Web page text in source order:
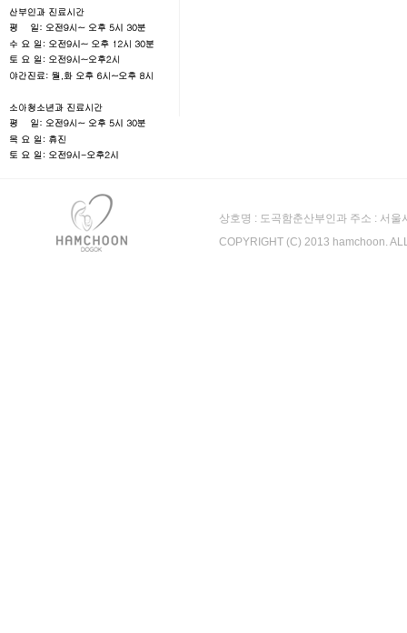
상호명 : 도곡함춘산부인과 주소 : 서
COPYRIGHT (C) 2013 hamchoon.